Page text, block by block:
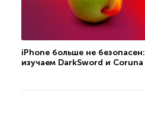
iPhone больше не безопасен:
изучаем DarkSword и Coruna